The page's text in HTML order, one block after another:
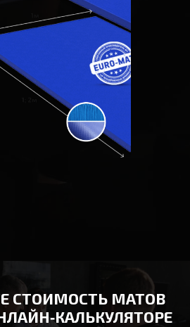
СТОИМОСТЬ МАТОВ